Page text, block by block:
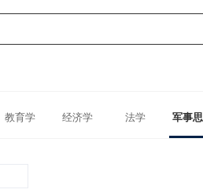
教育学 经济学 法学 军事